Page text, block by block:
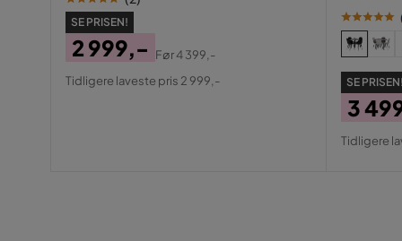
SE PRISEN!
Pris
2 999,-
Original
Før4 399,-
Tidligere laveste pris 2 999,-
SE PRISEN!
Pris
3
Tidligere